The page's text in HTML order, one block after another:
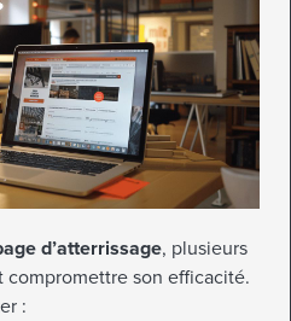
d’atterrissage, plusieurs
son efficacité.
: